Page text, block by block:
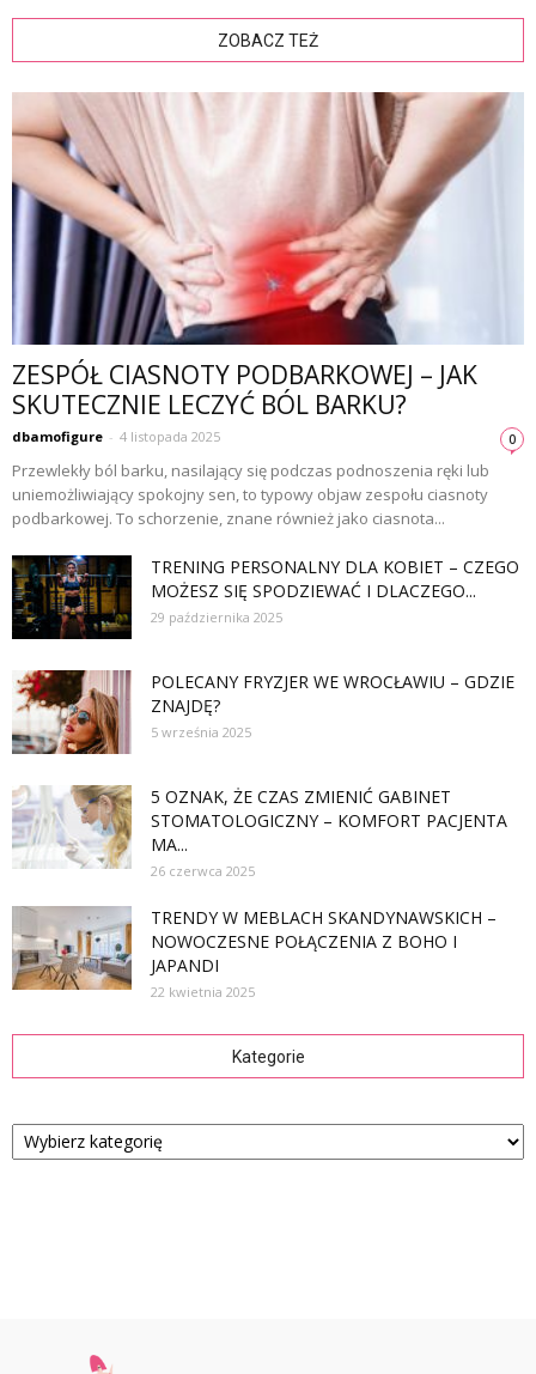
ZOBACZ TEŻ
ZESPÓŁ CIASNOTY PODBARKOWEJ – JAK
SKUTECZNIE LECZYĆ BÓL BARKU?
dbamofigure - 4 listopada 2025 0
Przewlekły ból barku, nasilający się podczas podnoszenia ręki lub
uniemożliwiający spokojny sen, to typowy objaw zespołu ciasnoty
podbarkowej. To schorzenie, znane również jako ciasnota...
TRENING PERSONALNY DLA KOBIET – CZEGO
MOŻESZ SIĘ SPODZIEWAĆ I DLACZEGO...
29 października 2025
POLECANY FRYZJER WE WROCŁAWIU – GDZIE
ZNAJDĘ?
5 września 2025
5 OZNAK, ŻE CZAS ZMIENIĆ GABINET
STOMATOLOGICZNY – KOMFORT PACJENTA
MA...
26 czerwca 2025
TRENDY W MEBLACH SKANDYNAWSKICH –
NOWOCZESNE POŁĄCZENIA Z BOHO I
JAPANDI
22 kwietnia 2025
Kategorie
Kategorie